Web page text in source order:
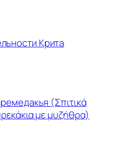
Крита
(Σπιτικά
με μυζήθρα)